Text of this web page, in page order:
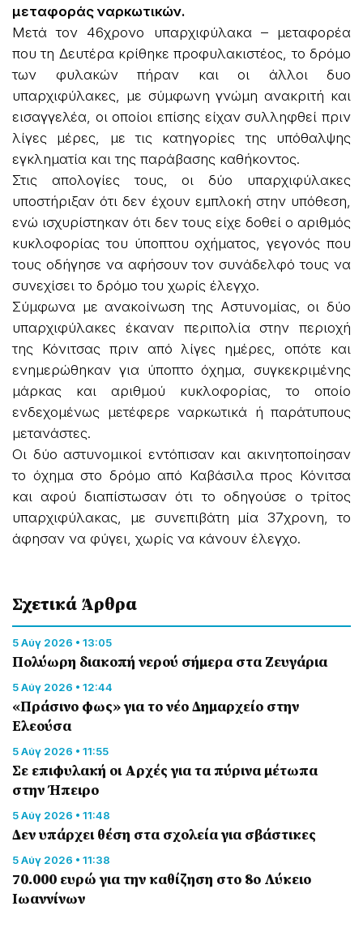
μεταφοράς ναρκωτικών.
Μετά τον 46χρονο υπαρχιφύλακα – μεταφορέα
που τη Δευτέρα κρίθηκε προφυλακιστέος, το δρόμο
των φυλακών πήραν και οι άλλοι δυο
υπαρχιφύλακες, με σύμφωνη γνώμη ανακριτή και
εισαγγελέα, οι οποίοι επίσης είχαν συλληφθεί πριν
λίγες μέρες, με τις κατηγορίες της υπόθαλψης
εγκληματία και της παράβασης καθήκοντος.
Στις απολογίες τους, οι δύο υπαρχιφύλακες
υποστήριξαν ότι δεν έχουν εμπλοκή στην υπόθεση,
ενώ ισχυρίστηκαν ότι δεν τους είχε δοθεί ο αριθμός
κυκλοφορίας του ύποπτου οχήματος, γεγονός που
τους οδήγησε να αφήσουν τον συνάδελφό τους να
συνεχίσει το δρόμο του χωρίς έλεγχο.
Σύμφωνα με ανακοίνωση της Αστυνομίας, οι δύο
υπαρχιφύλακες έκαναν περιπολία στην περιοχή
της Κόνιτσας πριν από λίγες ημέρες, οπότε και
ενημερώθηκαν για ύποπτο όχημα, συγκεκριμένης
μάρκας και αριθμού κυκλοφορίας, το οποίο
ενδεχομένως μετέφερε ναρκωτικά ή παράτυπους
μετανάστες.
Οι δύο αστυνομικοί εντόπισαν και ακινητοποίησαν
το όχημα στο δρόμο από Καβάσιλα προς Κόνιτσα
και αφού διαπίστωσαν ότι το οδηγούσε ο τρίτος
υπαρχιφύλακας, με συνεπιβάτη μία 37χρονη, το
άφησαν να φύγει, χωρίς να κάνουν έλεγχο.
Σχετικά Άρθρα
5 Αύγ 2026 • 13:05
Πολύωρη διακοπή νερού σήμερα στα Ζευγάρια
5 Αύγ 2026 • 12:44
«Πράσινο φως» για το νέο Δημαρχείο στην
Ελεούσα
5 Αύγ 2026 • 11:55
Σε επιφυλακή οι Αρχές για τα πύρινα μέτωπα
στην Ήπειρο
5 Αύγ 2026 • 11:48
Δεν υπάρχει θέση στα σχολεία για σβάστικες
5 Αύγ 2026 • 11:38
70.000 ευρώ για την καθίζηση στο 8ο Λύκειο
Ιωαννίνων